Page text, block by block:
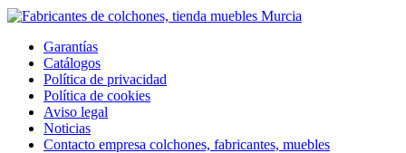
Garantías
Catálogos
Política de privacidad
Política de cookies
Aviso legal
Noticias
Contacto empresa colchones, fabricantes, muebles